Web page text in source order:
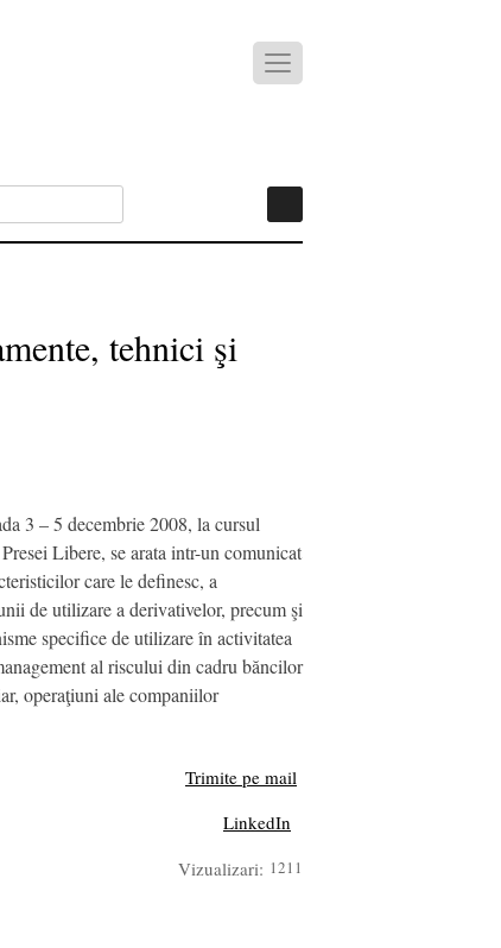
tehnici şi
3 – 5 decembrie 2008, la cursul
Libere, se arata intr-un comunicat
care le definesc, a
de utilizare a derivativelor, precum şi
specifice de utilizare în activitatea
al riscului din cadru băncilor
operaţiuni ale companiilor
Trimite pe mail
LinkedIn
Vizualizari: 1211